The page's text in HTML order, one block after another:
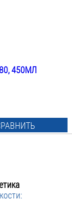
450МЛ